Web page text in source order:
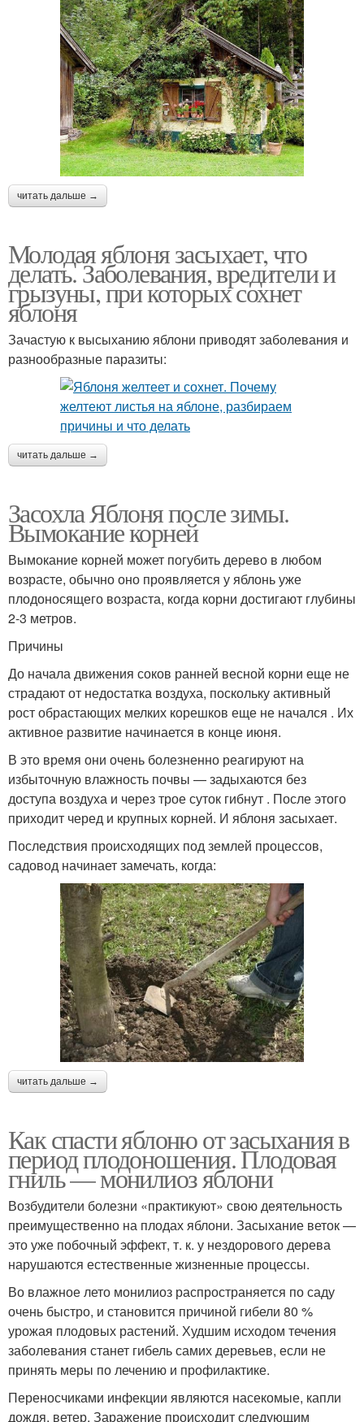
читать дальше →
Молодая яблоня засыхает, что
делать. Заболевания, вредители и
грызуны, при которых сохнет
яблоня
Зачастую к высыханию яблони приводят заболевания и
разнообразные паразиты:
читать дальше →
Засохла Яблоня после зимы.
Вымокание корней
Вымокание корней может погубить дерево в любом
возрасте, обычно оно проявляется у яблонь уже
плодоносящего возраста, когда корни достигают глубины
2-3 метров.
Причины
До начала движения соков ранней весной корни еще не
страдают от недостатка воздуха, поскольку активный
рост обрастающих мелких корешков еще не начался . Их
активное развитие начинается в конце июня.
В это время они очень болезненно реагируют на
избыточную влажность почвы — задыхаются без
доступа воздуха и через трое суток гибнут . После этого
приходит черед и крупных корней. И яблоня засыхает.
Последствия происходящих под землей процессов,
садовод начинает замечать, когда:
читать дальше →
Как спасти яблоню от засыхания в
период плодоношения. Плодовая
гниль — монилиоз яблони
Возбудители болезни «практикуют» свою деятельность
преимущественно на плодах яблони. Засыхание веток —
это уже побочный эффект, т. к. у нездорового дерева
нарушаются естественные жизненные процессы.
Во влажное лето монилиоз распространяется по саду
очень быстро, и становится причиной гибели 80 %
урожая плодовых растений. Худшим исходом течения
заболевания станет гибель самих деревьев, если не
принять меры по лечению и профилактике.
Переносчиками инфекции являются насекомые, капли
дождя, ветер. Заражение происходит следующим